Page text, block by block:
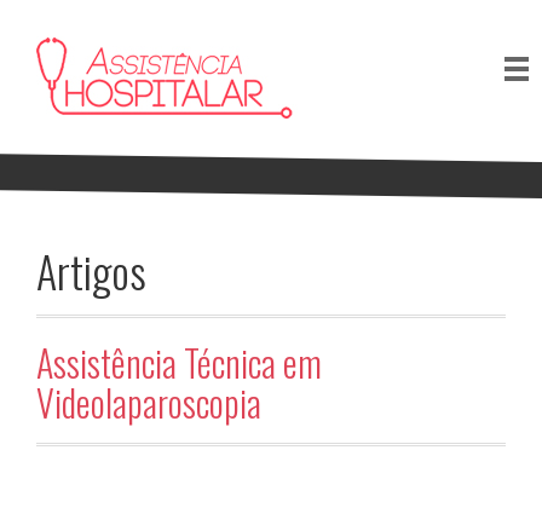
Artigos
Assistência Técnica em
Videolaparoscopia